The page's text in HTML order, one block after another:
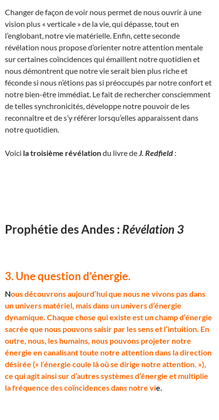
Changer de façon de voir nous permet de nous ouvrir à une
vision plus « verticale » de la vie, qui dépasse, tout en
l’englobant, notre vie matérielle. Enfin, cette seconde
révélation nous propose d’orienter notre attention mentale
sur certaines coïncidences qui émaillent notre quotidien et
nous démontrent que notre vie serait bien plus riche et
féconde si nous n’étions pas si préoccupés par notre confort et
notre bien-être immédiat. Le fait de rechercher consciemment
de telles synchronicités, développe notre pouvoir de les
reconnaître et de s’y référer lorsqu’elles apparaissent dans
notre quotidien.
Voici la troisième révélationdu livre de J. Redfield :
Prophétie des Andes : Révélation 3
3. Une question d’énergie.
Nous découvrons aujourd’hui que nous ne vivons pas dans
un univers matériel, mais dans un univers d’énergie
dynamique. Chaque chose qui existe est un champ d’énergie
sacrée que nous pouvons saisir par les sens et l’intuition. En
outre, nous, les humains, nous pouvons projeter notre
énergie en canalisant toute notre attention dans la direction
désirée (« l’énergie coule là où se dirige notre attention. »),
ce qui agit ainsi sur d’autres systèmes d’énergie et multiplie
la fréquence des coïncidences dans notre vie.